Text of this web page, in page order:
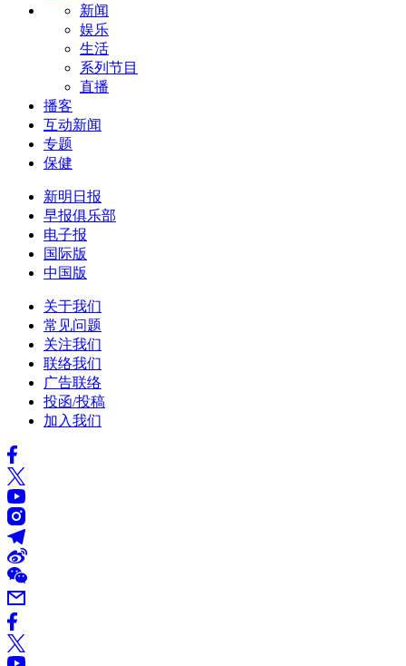
新闻
娱乐
生活
系列节目
直播
播客
互动新闻
专题
保健
新明日报
早报俱乐部
电子报
国际版
中国版
关于我们
常见问题
关注我们
联络我们
广告联络
投函/投稿
加入我们